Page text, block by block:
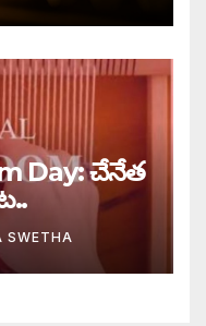
Day: చేనేత
SWETHA